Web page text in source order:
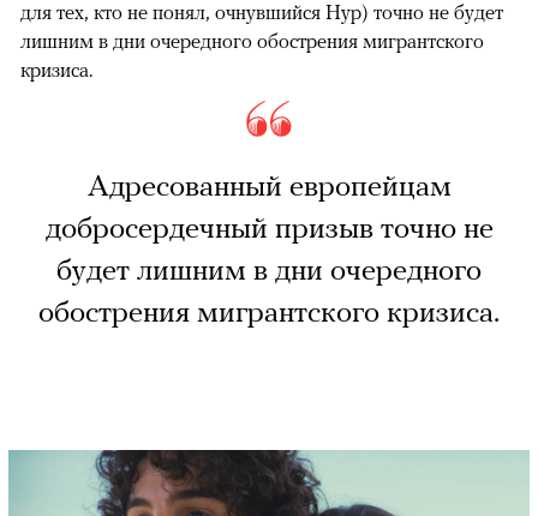
для тех, кто не понял, очнувшийся Нур) точно не будет
лишним в дни очередного обострения мигрантского
кризиса.
Адресованный европейцам
добросердечный призыв точно не
будет лишним в дни очередного
обострения мигрантского кризиса.